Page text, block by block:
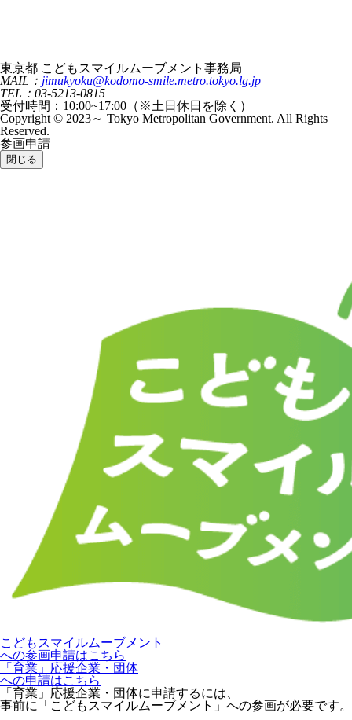
東京都 こどもスマイルムーブメント事務局
MAIL： jimukyoku@kodomo-smile.metro.tokyo.lg.jp
TEL：03-5213-0815
受付時間：10:00~17:00（※土日休日を除く）
Copyright © 2023～ Tokyo Metropolitan Government. All Rights
Reserved.
参画申請
閉じる
こどもスマイルムーブメント
への参画申請はこちら
「育業」応援企業・団体
への申請はこちら
「育業」応援企業・団体に申請するには、
事前に「こどもスマイルムーブメント」への参画が必要です。